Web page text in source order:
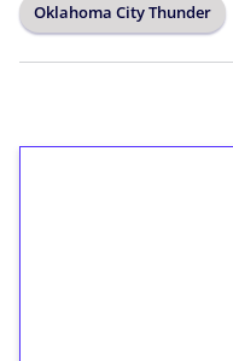
Oklahoma City Thunder